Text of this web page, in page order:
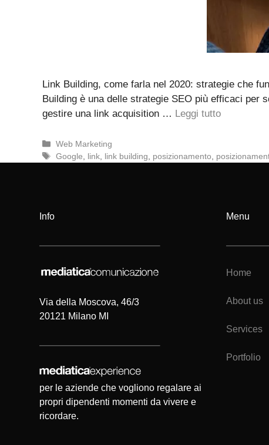
Link Building, come farla nel 2020: strategie che
Building è una delle strategie SEO più efficaci per
gestire una link acquisition … Leggi tutto
Categorie
Web Marketing
Tag
Google link link building posizionamento
Info
Via della Moscova, 46/3
20121 Milano MI
per le aziende che vogliono regalare ai
propri dipendenti momenti da vivere e
ricordare.
Menu
Home
About us
Services
Portfolio